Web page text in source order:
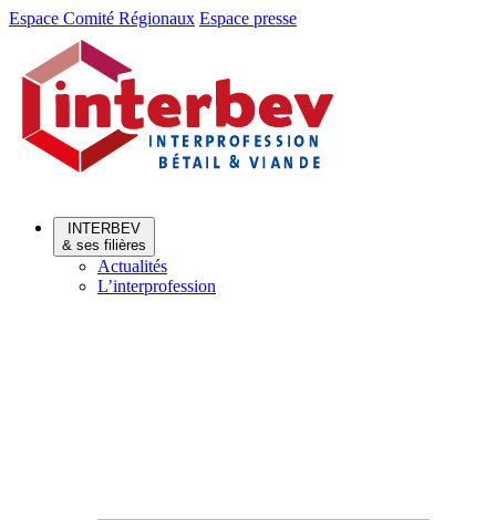
Aller
Aller
contenu
Espace Comité Régionaux Espace presse
INTERBEV
& ses filières
Actualités
L’interprofession